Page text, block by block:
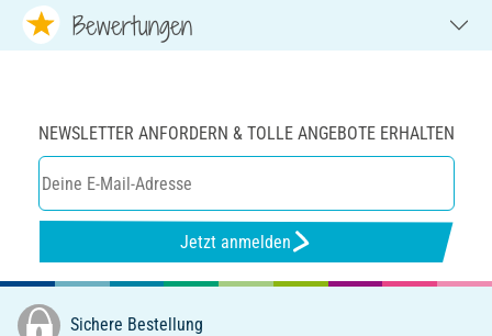
Bewertungen
NEWSLETTER ANFORDERN & TOLLE ANGEBOTE ERHALTEN
Jetzt anmelden
Sichere Bestellung